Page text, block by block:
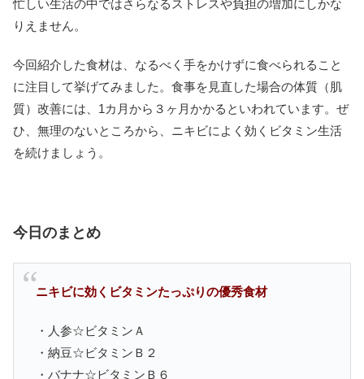
忙しい生活の中ではさらなるストレスや負担の増加にしかな
りえません。
今回紹介した食材は、なるべく手をかけずに食べられること
に注目して挙げてみました。食事を見直した場合の体質（肌
質）改善には、1カ月から３ヶ月かかるといわれています。ぜ
ひ、無理のないところから、ニキビによく効くビタミン生活
を続けましょう。
今日のまとめ
ニキビに効くビタミンたっぷりの優秀食材
・人参☆ビタミンＡ
・納豆☆ビタミンＢ２
・バナナ☆ビタミンＢ６